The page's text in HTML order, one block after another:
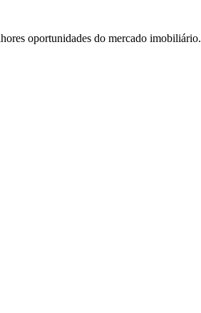
oportunidades do mercado imobiliário.